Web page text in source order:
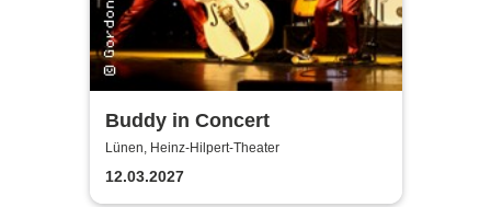
Buddy in Concert
Lünen, Heinz-Hilpert-Theater
12.03.2027